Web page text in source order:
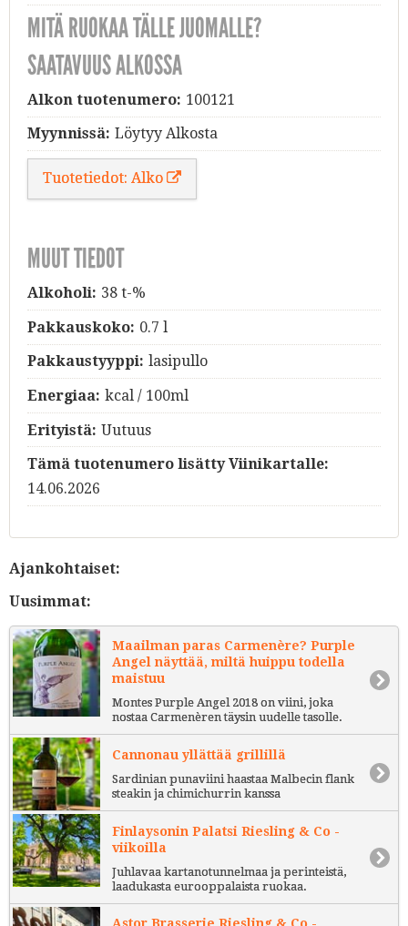
MITÄ RUOKAA TÄLLE JUOMALLE?
SAATAVUUS ALKOSSA
Alkon tuotenumero: 100121
Myynnissä: Löytyy Alkosta
Tuotetiedot: Alko
MUUT TIEDOT
Alkoholi: 38 t-%
Pakkauskoko: 0.7 l
Pakkaustyyppi: lasipullo
Energiaa: kcal / 100ml
Erityistä: Uutuus
Tämä tuotenumero lisätty Viinikartalle:
14.06.2026
Ajankohtaiset:
Uusimmat:
Maailman paras Carmenère? Purple
Angel näyttää, miltä huippu todella
maistuu
Montes Purple Angel 2018 on viini, joka
nostaa Carmenèren täysin uudelle tasolle.
Cannonau yllättää grillillä
Sardinian punaviini haastaa Malbecin flank
steakin ja chimichurrin kanssa
Finlaysonin Palatsi Riesling & Co -
viikoilla
Juhlavaa kartanotunnelmaa ja perinteistä,
laadukasta eurooppalaista ruokaa.